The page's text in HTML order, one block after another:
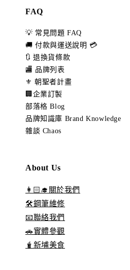
FAQ
💡 常見問題 FAQ
🚚 付款與運送說明 💳
🔃 退換貨條款
🏬 品牌列表
⚜️ 朝聖者計畫
🏢企業訂製
部落格 Blog
品牌知識庫 Brand Knowledge
雜談 Chaos
About Us
👩🏻‍🎓關於我們
🛠️鋼筆維修
📧聯絡我們
🚗實體參觀
🧋新埔美食